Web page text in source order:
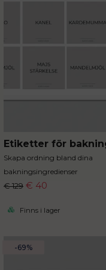
Skapa ordning bland dina
bakningsingredienser
€ 129 € 40
Finns i lager
-69%